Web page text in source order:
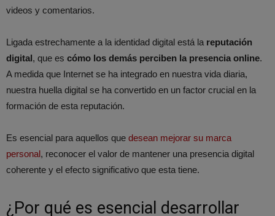
videos y comentarios.
Ligada estrechamente a la identidad digital está la reputación
digital, que es cómo los demás perciben la presencia online.
A medida que Internet se ha integrado en nuestra vida diaria,
nuestra huella digital se ha convertido en un factor crucial en la
formación de esta reputación.
Es esencial para aquellos que desean mejorar su marca
personal, reconocer el valor de mantener una presencia digital
coherente y el efecto significativo que esta tiene.
¿Por qué es esencial desarrollar